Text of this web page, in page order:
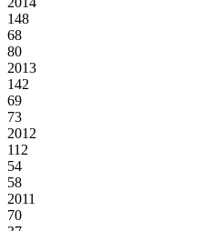
148
68
80
2013
142
69
73
2012
112
54
58
2011
70